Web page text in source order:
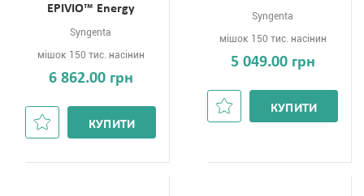
EPIVIO™ Energy
Syngenta
мішок 150 тис. насінин
6 862.00 грн
КУПИТИ
Syngenta
мішок 150 тис. насінин
5 049.00 грн
КУПИТИ